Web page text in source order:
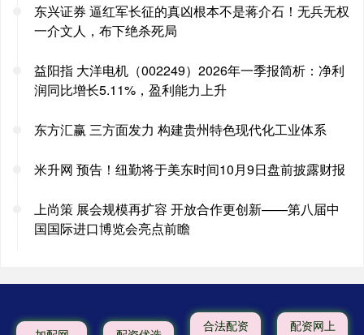
东兴证券 逼红军长征的真凶根本不是蒋介石！无兵无权
一介文人，布下绝杀死局
益阳指 大洋电机（002249）2026年一季报简析：净利
润同比增长5.11%，盈利能力上升
东方汇赢 三方面发力 构建贵州特色现代化工业体系
米升网 预告！纽勤将于美东时间10月9日盘前披露财报
上尚策 展会规模再扩容 开放合作更创新——第八届中
国国际进口博览会亮点前瞻
合法配资
配资网上